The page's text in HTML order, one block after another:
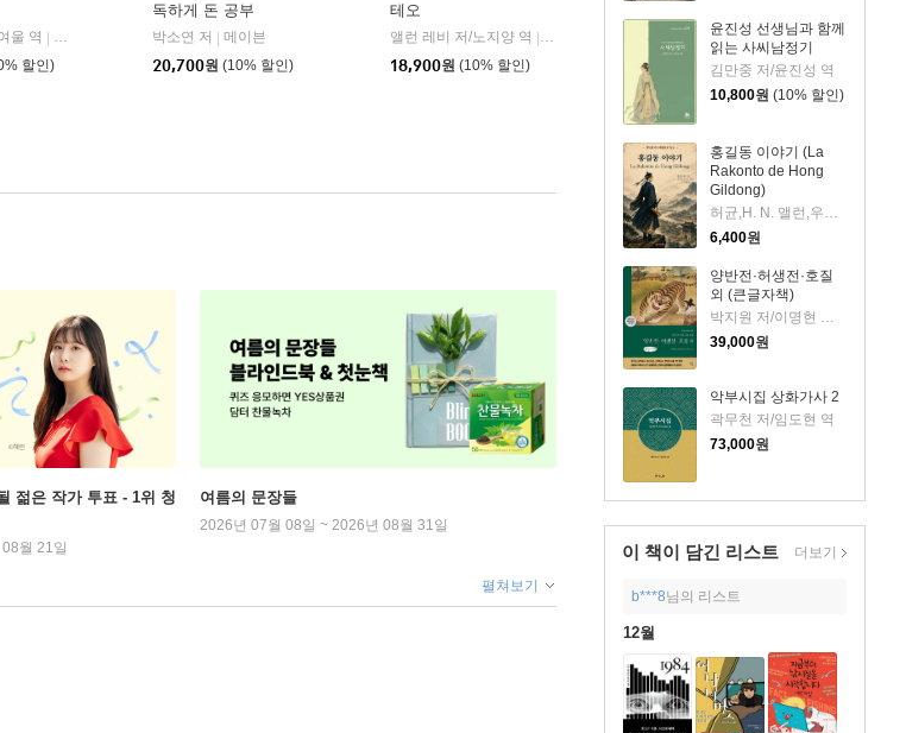
윤진성 선생님과 함께
읽는 사씨남정기
김만중 저/윤진성 역
10,800원 (10% 할인)
홍길동 이야기 (La
Rakonto de Hong
Gildong)
허균,H. N. 앨런,우재훈(Cezaro) 저
6,400원
양반전·허생전·호질
외 (큰글자책)
박지원 저/이명현 역/한동훈 그림
39,000원
악부시집 상화가사 2
곽무천 저/임도현 역
73,000원
이 책이 담긴 리스트 더보기
b***8님의 리스트
12월
지성
울 역
윌북(willbook)
할인)
독하게 돈 공부
박소연 저
메이븐
20,700원 (10% 할인)
테오
앨런 레비 저/노지양 역
오팬하우스
18,900원 (10% 할인)
젊은 작가 투표 - 1위 청
월 21일
여름의 문장들
2026년 07월 08일 ~ 2026년 08월 31일
펼쳐보기